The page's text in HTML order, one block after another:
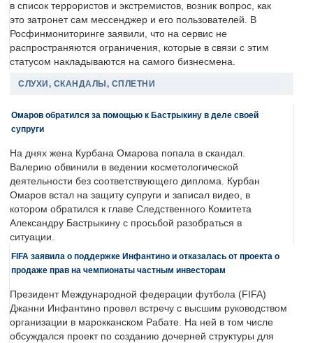
в список террористов и экстремистов, возник вопрос, как
это затронет сам мессенджер и его пользователей. В
Росфинмониторинге заявили, что на сервис не
распространяются ограничения, которые в связи с этим
статусом накладываются на самого бизнесмена.
СЛУХИ, СКАНДАЛЫ, СПЛЕТНИ
Омаров обратился за помощью к Бастрыкину в деле своей
супруги
На днях жена Курбана Омарова попала в скандал.
Валерию обвинили в ведении косметологической
деятельности без соответствующего диплома. Курбан
Омаров встал на защиту супруги и записал видео, в
котором обратился к главе Следственного Комитета
Александру Бастрыкину с просьбой разобраться в
ситуации.
FIFA заявила о поддержке Инфантино и отказалась от проекта о
продаже прав на чемпионаты частным инвесторам
Президент Международной федерации футбола (FIFA)
Джанни Инфантино провел встречу с высшим руководством
организации в марокканском Рабате. На ней в том числе
обсуждался проект по созданию дочерней структуры для